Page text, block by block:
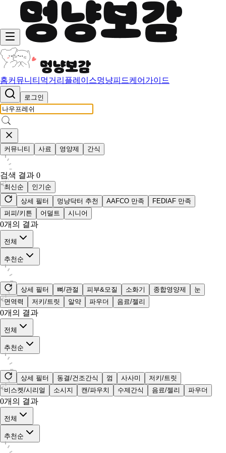
홈커뮤니티 먹거리 플레이스멍냥피드케어가이드
로그인
커뮤니티 사료 영양제 간식
검색 결과 0
최신순
인기순
상세 필터
멍냥닥터 추천 AAFCO 만족
FEDIAF 만족
퍼피/키튼
어덜트 시니어
0개의 결과
전체
추천순
상세 필터 뼈/관절 피부&모질 소화기 종합영양제
눈
면역력
저키/트릿 알약 파우더 음료/젤리
0개의 결과
전체
추천순
상세 필터 동결/건조간식 껌 사사미
저키/트릿
비스켓/시리얼
소시지 캔/파우치 수제간식 음료/젤리 파우더
0개의 결과
전체
추천순